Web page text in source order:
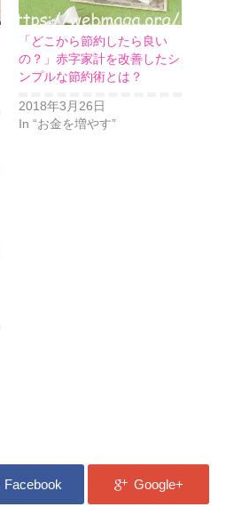
「どこから節約したら良い
の？」赤字家計を改善したシ
ンプルな節約術とは？
2018年3月26日
In “お金を増やす”